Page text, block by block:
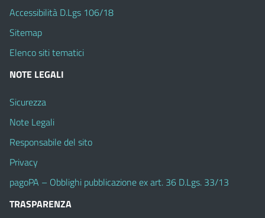
Accessibilità D.Lgs 106/18
Sitemap
Elenco siti tematici
NOTE LEGALI
Sicurezza
Note Legali
Responsabile del sito
Privacy
pagoPA – Obblighi pubblicazione ex art. 36 D.Lgs. 33/13
TRASPARENZA